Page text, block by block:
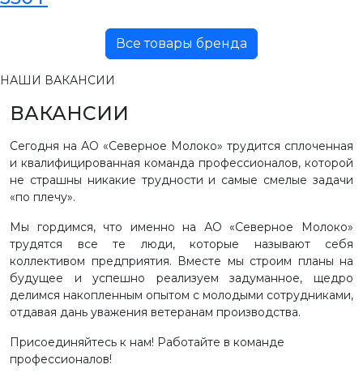
Все товары бренда
НАШИ ВАКАНСИИ
ВАКАНСИИ
Сегодня на АО «Северное Молоко» трудится сплоченная
и квалифицированная команда профессионалов, которой
не страшны никакие трудности и самые смелые задачи
«по плечу».
Мы гордимся, что именно на АО «Северное Молоко»
трудятся все те люди, которые называют себя
коллективом предприятия. Вместе мы строим планы на
будущее и успешно реализуем задуманное, щедро
делимся накопленным опытом с молодыми сотрудниками,
отдавая дань уважения ветеранам производства.
Присоединяйтесь к нам! Работайте в команде
профессионалов!